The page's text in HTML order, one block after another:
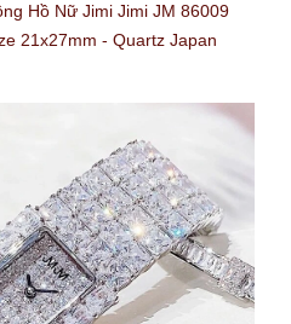
Hồ Nữ Jimi Jimi JM 86009
21x27mm - Quartz Japan